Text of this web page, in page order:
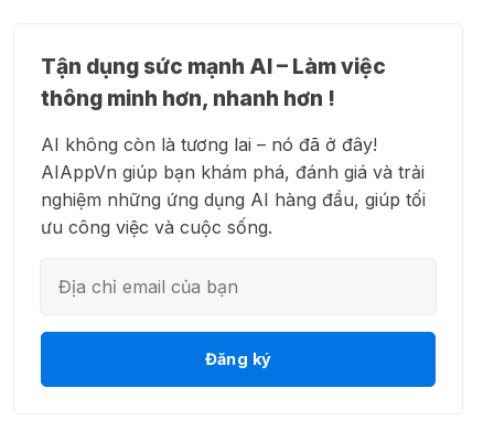
15 Thg 07 2026
Business miễn phí tháng
đầu + 1.250 Codex Credits
12 Thg 07 2026
credit vô hạn
11 Thg 07 2026
🎵 Công cụ giúp "lách luật" bản
👗 Higgsfield AI – Biến ý tưởng
thành phim chất lượng cao
💻 Blackbox AI - Trợ lý lập trình
thông minh
trình công việc
Tận dụng sức mạnh AI – Làm việc
thông minh hơn, nhanh hơn !
AI không còn là tương lai – nó đã ở đây!
AIAppVn giúp bạn khám phá, đánh giá và trải
nghiệm những ứng dụng AI hàng đầu, giúp tối
ưu công việc và cuộc sống.
Đăng ký